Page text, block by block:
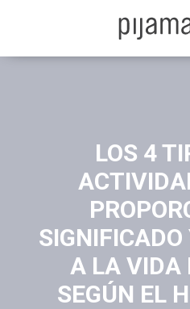
LOS 4
A LA VIDA
SEGÚN EL